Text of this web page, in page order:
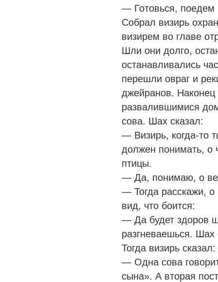
— Готовься, поедем
Собрал визирь
визирем во главе
Шли они долго,
останавливались
перешли овраг и
джейранов. Наконец
развалившимися
сова. Шах сказал:
— Визирь, когда-то
должен понимать, о
птицы.
— Да, понимаю, о
— Тогда расскажи, о
вид, что боится:
— Да будет здоров
разгневаешься.
Тогда визирь сказал:
— Одна сова
сына». А вторая